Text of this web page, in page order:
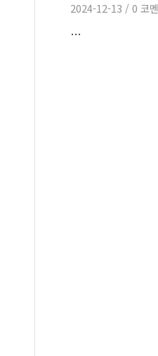
2024-12-13 / 0 코
…